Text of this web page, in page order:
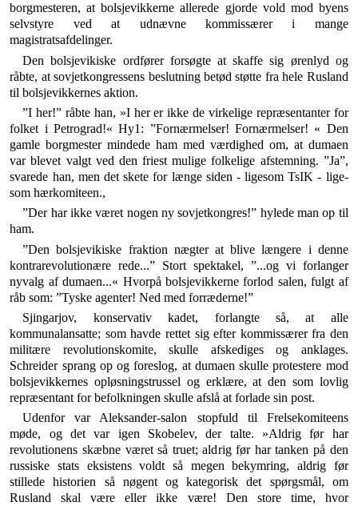
borgmesteren, at bolsjevikkerne allerede gjorde vold mod byens
selvstyre ved at udnævne kommissærer i mange
magistratsafdelinger.
Den bolsjevikiske ordfører forsøgte at skaffe sig øren­lyd og
råbte, at sovjetkongressens beslutning betød støtte fra hele Rusland
til bolsjevikkernes aktion.
”I her!” råbte han, »I her er ikke de virkelige repræsentanter for
folket i Petrograd!« Hy1: ”Fornærmelser! Fornærmelser! « Den
gamle borgmester mindede ham med værdighed om, at dumaen
var blevet valgt ved den friest mulige folkelige afstemning. ”Ja”,
svarede han, men det skete for længe siden - ligesom TsIK - lige­
som hærkomiteen.,
”Der har ikke været nogen ny sovjetkongres!” hylede man op til
ham.
”Den bolsjevikiske fraktion nægter at blive længere i denne
kontrarevolutionære rede...” Stort spektakel, ”...og vi forlanger
nyvalg af dumaen...« Hvorpå bolsjevikkerne forlod salen, fulgt af
råb som: ”Tyske agenter! Ned med forræderne!”
Sjingarjov, konservativ kadet, forlangte så, at alle
kommunalansatte; som havde rettet sig efter kommis­særer fra den
militære revolutionskomite, skulle afske­diges og anklages.
Schreider sprang op og foreslog, at dumaen skulle protestere mod
bolsjevikkernes opløsningstrussel og erklære, at den som lovlig
repræsentant for befolkningen skulle afslå at forlade sin post.
Udenfor var Aleksander-salon stopfuld til Frelse­komiteens
møde, og det var igen Skobelev, der talte. »Aldrig før har
revolutionens skæbne været så truet; aldrig før har tanken på den
russiske stats eksistens voldt så megen bekymring, aldrig før
stillede historien så nøgent og kategorisk det spørgsmål, om
Rusland skal være eller ikke være! Den store time, hvor